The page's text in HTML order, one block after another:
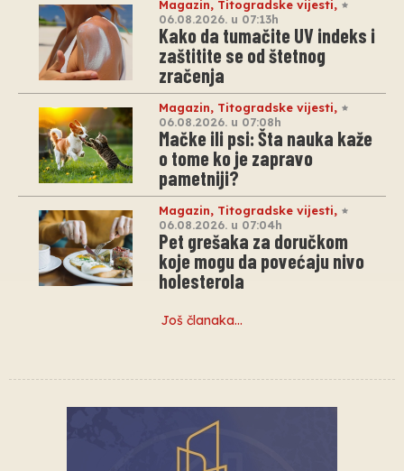
Magazin, Titogradske vijesti,
06.08.2026. u 07:13h
Kako da tumačite UV indeks i
zaštitite se od štetnog
zračenja
Magazin, Titogradske vijesti,
06.08.2026. u 07:08h
Mačke ili psi: Šta nauka kaže
o tome ko je zapravo
pametniji?
Magazin, Titogradske vijesti,
06.08.2026. u 07:04h
Pet grešaka za doručkom
koje mogu da povećaju nivo
holesterola
Još članaka…